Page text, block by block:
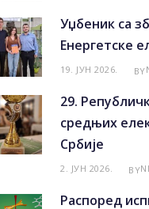
Уџбеник са
Енергетске
19. ЈУН 2026. BY
29.
средњих
Србије
2. ЈУН 2026. BY
Распоред